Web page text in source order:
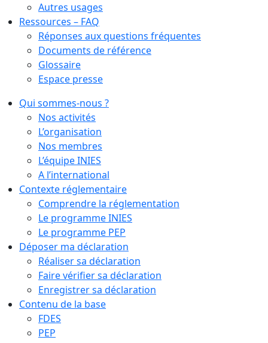
Autres usages
Ressources – FAQ
Réponses aux questions fréquentes
Documents de référence
Glossaire
Espace presse
Qui sommes-nous ?
Nos activités
L’organisation
Nos membres
L’équipe INIES
A l’international
Contexte réglementaire
Comprendre la réglementation
Le programme INIES
Le programme PEP
Déposer ma déclaration
Réaliser sa déclaration
Faire vérifier sa déclaration
Enregistrer sa déclaration
Contenu de la base
FDES
PEP